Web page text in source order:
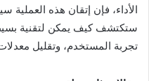
الأداء، فإن إتقان هذه العملية
ستكتشف كيف يمكن لتقنية
تجربة المستخدم، وتقليل